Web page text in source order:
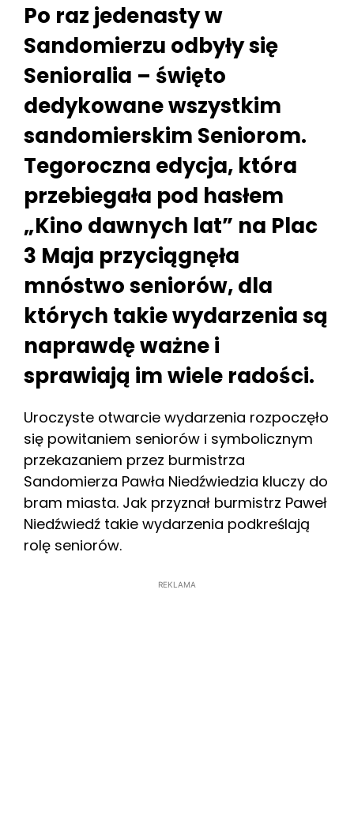
Po raz jedenasty w
Sandomierzu odbyły się
Senioralia – święto
dedykowane wszystkim
sandomierskim Seniorom.
Tegoroczna edycja, która
przebiegała pod hasłem
„Kino dawnych lat” na Plac
3 Maja przyciągnęła
mnóstwo seniorów, dla
których takie wydarzenia są
naprawdę ważne i
sprawiają im wiele radości.
Uroczyste otwarcie wydarzenia rozpoczęło
się powitaniem seniorów i symbolicznym
przekazaniem przez burmistrza
Sandomierza Pawła Niedźwiedzia kluczy do
bram miasta. Jak przyznał burmistrz Paweł
Niedźwiedź takie wydarzenia podkreślają
rolę seniorów.
REKLAMA